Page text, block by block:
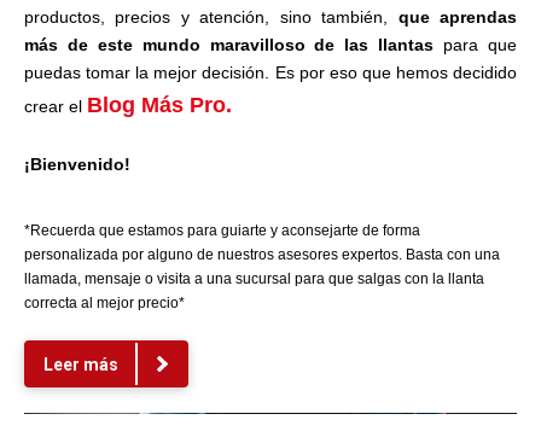
productos, precios y atención, sino también, que aprendas
más de este mundo maravilloso de las llantas para que
puedas tomar la mejor decisión. Es por eso que hemos decidido
crear el Blog Más Pro.
¡Bienvenido!
*Recuerda que estamos para guiarte y aconsejarte de forma
personalizada por alguno de nuestros asesores expertos. Basta con una
llamada, mensaje o visita a una sucursal para que salgas con la llanta
correcta al mejor precio*
Leer más